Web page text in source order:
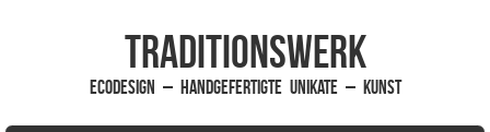
traditionsWerk
EcoDesign – handgefertigte Unikate – Kunst